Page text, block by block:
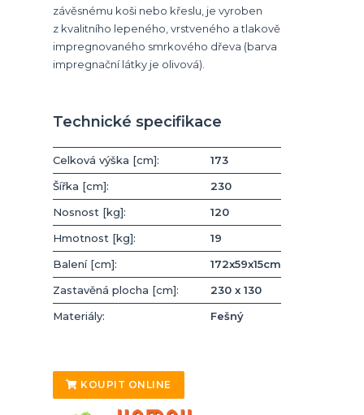
závěsnému koši nebo křeslu, je vyroben
z kvalitního lepeného, vrstveného a tlakově
impregnovaného smrkového dřeva (barva
impregnační látky je olivová).
Technické specifikace
Celková výška [cm]:
173
Šířka [cm]:
230
Nosnost [kg]:
120
Hmotnost [kg]:
19
Balení [cm]:
172x59x15cm
Zastavěná plocha [cm]:
230 x 130
Materiály:
Fešný
KOUPIT ONLINE